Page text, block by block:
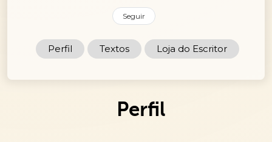
Seguir
Perfil Textos Loja do Escritor
Perfil